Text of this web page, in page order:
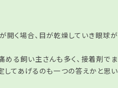
開く場合、目が乾燥していき眼球が
める飼い主さんも多く、接着剤でま
してあげるのも一つの答えかと思い